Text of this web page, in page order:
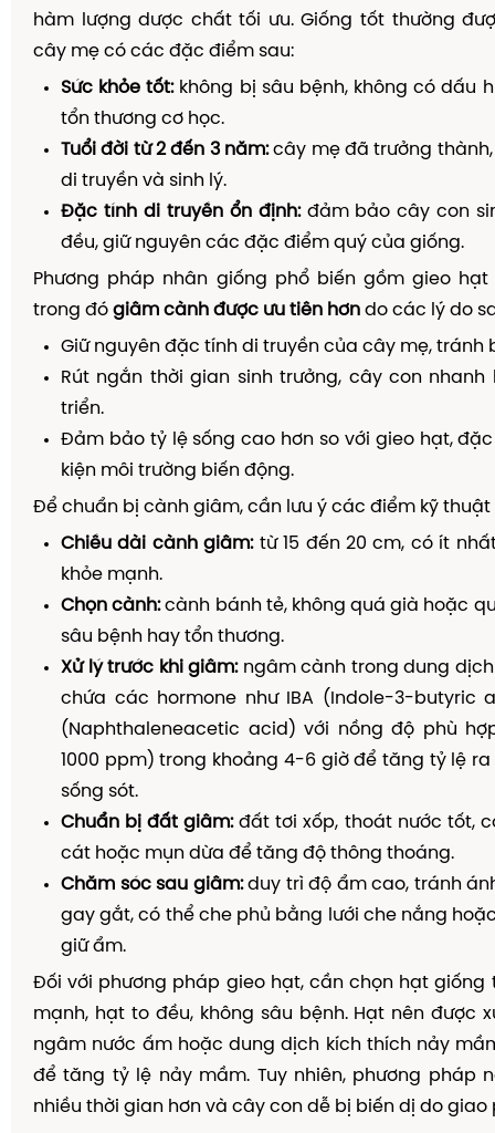
hàm lượng dược chất tối ưu. Giống tốt thường
cây mẹ có các đặc điểm sau:
Sức khỏe tốt:không bị sâu bệnh, không có dấu
tổn thương cơ học.
Tuổi đời từ 2 đến 3 năm:cây mẹ đã trưởng
di truyền và sinh lý.
Đặc tính di truyền ổn định:đảm bảo cây con
đều, giữ nguyên các đặc điểm quý của giống.
Phương pháp nhân giống phổ biến gồm gieo
trong đó giâm cành được ưu tiên hơn do các lý do
Giữ nguyên đặc tính di truyền của cây mẹ, tránh
Rút ngắn thời gian sinh trưởng, cây con
triển.
Đảm bảo tỷ lệ sống cao hơn so với gieo hạt,
kiện môi trường biến động.
Để chuẩn bị cành giâm, cần lưu ý các điểm kỹ thuật
Chiều dài cành giâm:từ 15 đến 20 cm, có ít
khỏe mạnh.
Chọn cành:cành bánh tẻ, không quá già hoặc
sâu bệnh hay tổn thương.
Xử lý trước khi giâm:ngâm cành trong dung
chứa các hormone như IBA (Indole-3-butyric
(Naphthaleneacetic acid) với nồng độ phù
1000 ppm) trong khoảng 4-6 giờ để tăng tỷ lệ
sống sót.
Chuẩn bị đất giâm:đất tơi xốp, thoát nước tốt,
cát hoặc mụn dừa để tăng độ thông thoáng.
Chăm sóc sau giâm:duy trì độ ẩm cao, tránh
gay gắt, có thể che phủ bằng lưới che nắng
giữ ẩm.
Đối với phương pháp gieo hạt, cần chọn hạt giống
mạnh, hạt to đều, không sâu bệnh. Hạt nên được
ngâm nước ấm hoặc dung dịch kích thích nảy
để tăng tỷ lệ nảy mầm. Tuy nhiên, phương pháp
nhiều thời gian hơn và cây con dễ bị biến dị do giao